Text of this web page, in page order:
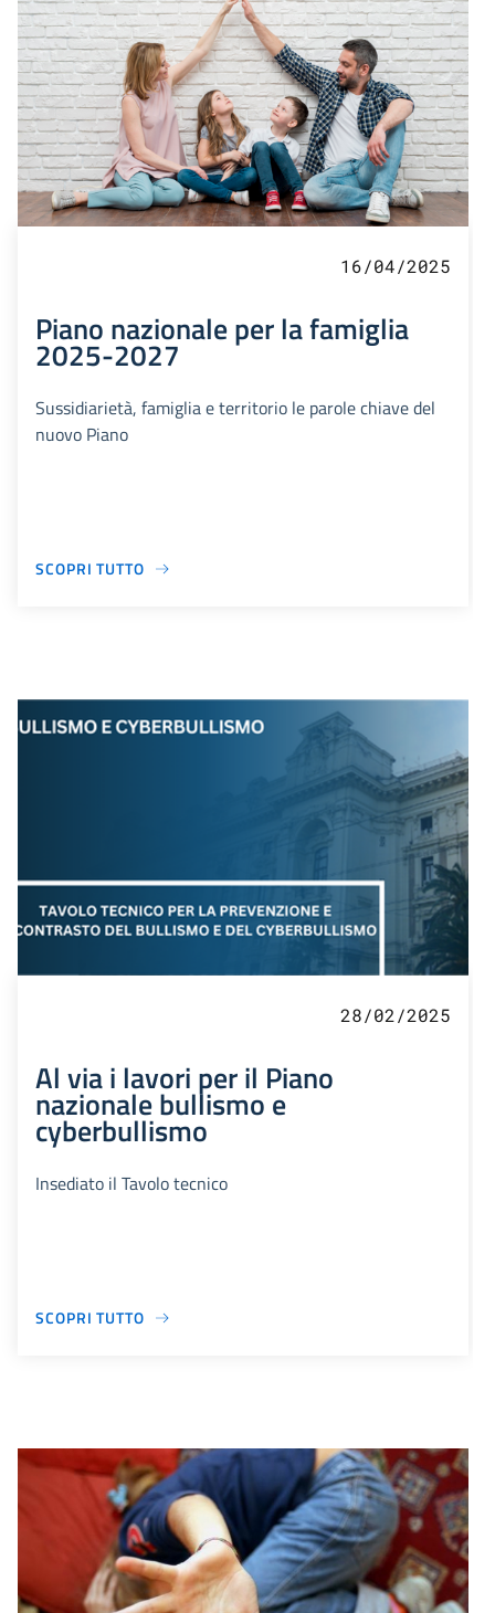
16/04/2025
Piano nazionale per la famiglia
2025-2027
Sussidiarietà, famiglia e territorio le parole chiave del
nuovo Piano
SCOPRI TUTTO
28/02/2025
Al via i lavori per il Piano
nazionale bullismo e
cyberbullismo
Insediato il Tavolo tecnico
SCOPRI TUTTO